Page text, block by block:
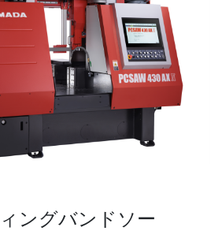
ングバンドソー